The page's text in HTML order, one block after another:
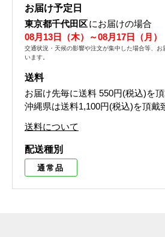
お届け予定日
東京都千代田区にお届けの場合
08月13日（木）～08月17日（月）
交通状況・天候の影響や注文が集中した場合等、
います。
送料
お届け先毎に送料 550円(税込)を
沖縄県は送料1,100円(税込)を頂戴
送料について
配送種別
通常品